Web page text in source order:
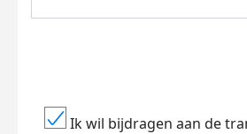
Ik wil bijdragen aan de